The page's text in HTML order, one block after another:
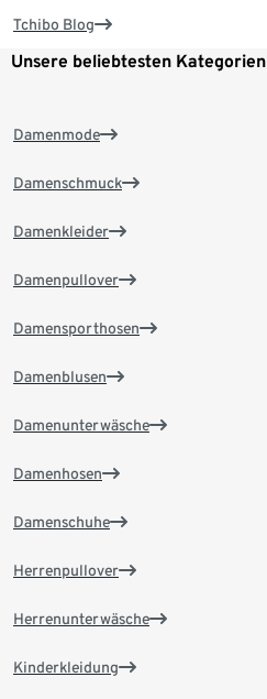
Tchibo Blog
Unsere beliebtesten Kategorien
Damenmode
Damenschmuck
Damenkleider
Damenpullover
Damensporthosen
Damenblusen
Damenunterwäsche
Damenhosen
Damenschuhe
Herrenpullover
Herrenunterwäsche
Kinderkleidung